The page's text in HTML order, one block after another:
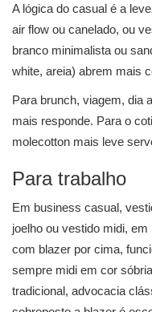
A lógica do casual é a
air flow ou canelado, ou
branco minimalista ou
white, areia) abrem mais
Para brunch, viagem, dia
mais responde. Para o
molecotton mais leve
Para trabalho
Em business casual,
joelho ou vestido midi,
com blazer por cima,
sempre midi em cor
tradicional, advocacia